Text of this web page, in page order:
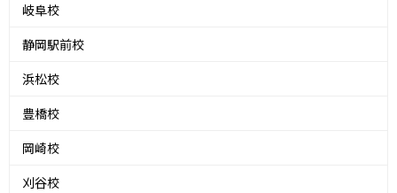
岐阜校
静岡駅前校
浜松校
豊橋校
岡崎校
刈谷校